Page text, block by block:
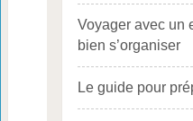
Voyager avec un
bien s’organiser
Le guide pour